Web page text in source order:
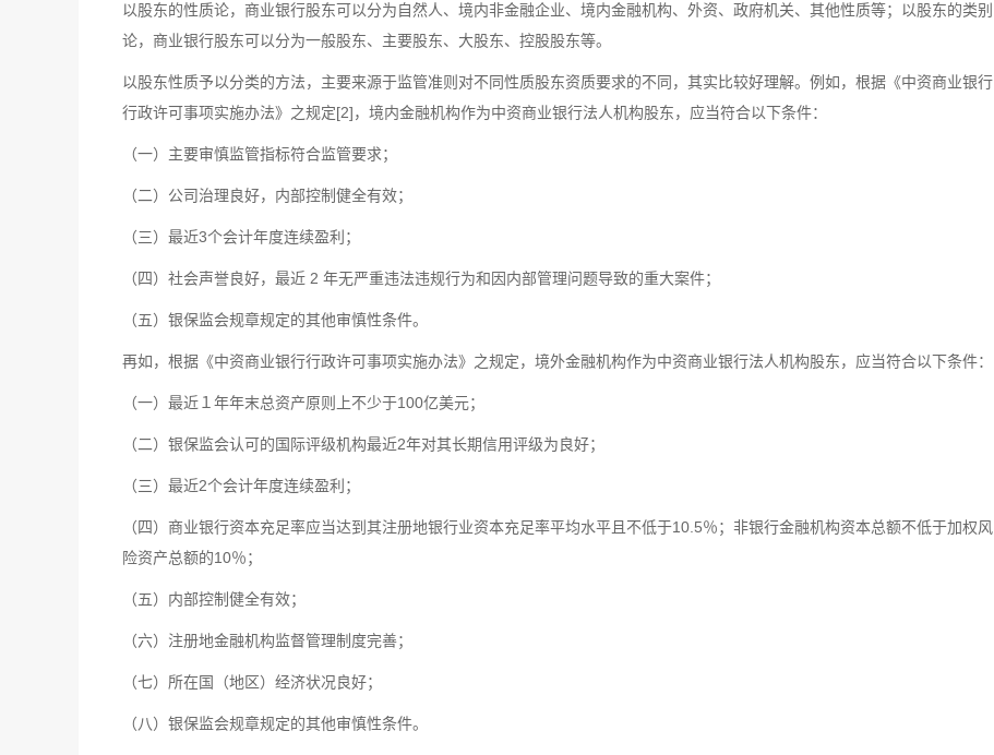
以股东的性质论，商业银行股东可以分为自然人、境内非金融企业、境内金融机构、外资、政府机关、其他性质等；以股东的类别
论，商业银行股东可以分为一般股东、主要股东、大股东、控股股东等。
以股东性质予以分类的方法，主要来源于监管准则对不同性质股东资质要求的不同，其实比较好理解。例如，根据《中资商业银行
行政许可事项实施办法》之规定[2]，境内金融机构作为中资商业银行法人机构股东，应当符合以下条件：
（一）主要审慎监管指标符合监管要求；
（二）公司治理良好，内部控制健全有效；
（三）最近3个会计年度连续盈利；
（四）社会声誉良好，最近 2 年无严重违法违规行为和因内部管理问题导致的重大案件；
（五）银保监会规章规定的其他审慎性条件。
再如，根据《中资商业银行行政许可事项实施办法》之规定，境外金融机构作为中资商业银行法人机构股东，应当符合以下条件：
（一）最近１年年末总资产原则上不少于100亿美元；
（二）银保监会认可的国际评级机构最近2年对其长期信用评级为良好；
（三）最近2个会计年度连续盈利；
（四）商业银行资本充足率应当达到其注册地银行业资本充足率平均水平且不低于10.5％；非银行金融机构资本总额不低于加权风
险资产总额的10％；
（五）内部控制健全有效；
（六）注册地金融机构监督管理制度完善；
（七）所在国（地区）经济状况良好；
（八）银保监会规章规定的其他审慎性条件。